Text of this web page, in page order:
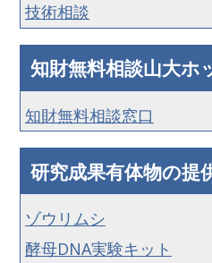
技術相談
知財無料相談山大ホ
知財無料相談窓口
研究成果有体物の提
ゾウリムシ
酵母DNA実験キット